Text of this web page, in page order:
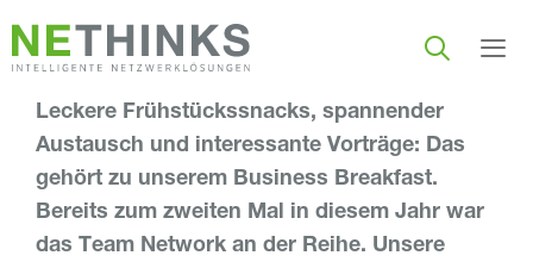
Inhalt
springen
Leckere Frühstückssnacks, spannender
Austausch und interessante Vorträge: Das
gehört zu unserem Business Breakfast.
Bereits zum zweiten Mal in diesem Jahr war
das Team Network an der Reihe. Unsere